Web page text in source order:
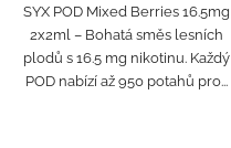
SYX POD Mixed Berries 16.5mg
2x2ml – Bohatá směs lesních
plodů s 16.5 mg nikotinu. Každý
POD nabízí až 950 potahů pro...